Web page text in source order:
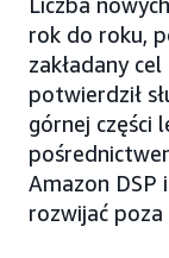
rok do roku,
zakładany
potwierdził
górnej części
Amazon DSP
rozwijać